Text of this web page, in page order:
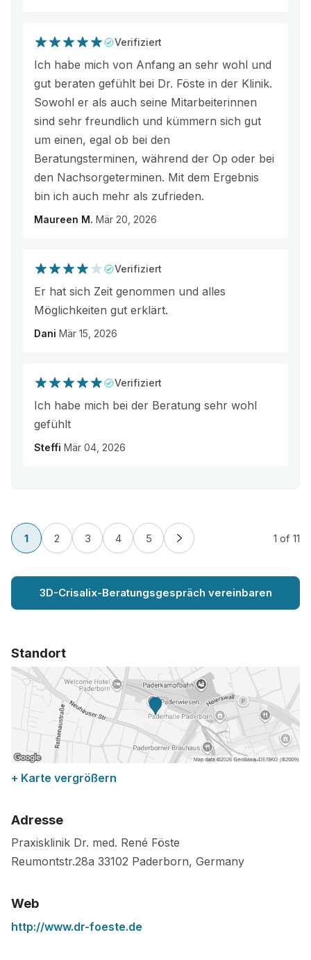
Verifiziert
Ich habe mich von Anfang an sehr wohl und
gut beraten gefühlt bei Dr. Föste in der Klinik.
Sowohl er als auch seine Mitarbeiterinnen
sind sehr freundlich und kümmern sich gut
um einen, egal ob bei den
Beratungsterminen, während der Op oder bei
den Nachsorgeterminen. Mit dem Ergebnis
bin ich auch mehr als zufrieden.
Maureen M. Mär 20, 2026
Verifiziert
Er hat sich Zeit genommen und alles
Möglichkeiten gut erklärt.
Dani Mär 15, 2026
Verifiziert
Ich habe mich bei der Beratung sehr wohl
gefühlt
Steffi Mär 04, 2026
1 2 3 4 5 1 of 11
3D-Crisalix-Beratungsgespräch vereinbaren
Standort
+ Karte vergrößern
Adresse
Praxisklinik Dr. med. René Föste
Reumontstr.28a 33102 Paderborn, Germany
Web
http://www.dr-foeste.de